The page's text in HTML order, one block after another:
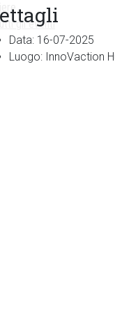
gli eventi
Data: 16-07-2025
Luogo: InnoVaction